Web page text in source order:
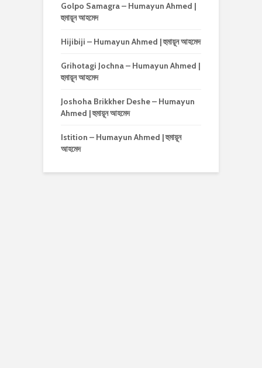
Golpo Samagra – Humayun Ahmed |
হুমায়ূন আহমেদ
Hijibiji – Humayun Ahmed | হুমায়ূন আহমেদ
Grihotagi Jochna – Humayun Ahmed |
হুমায়ূন আহমেদ
Joshoha Brikkher Deshe – Humayun
Ahmed | হুমায়ূন আহমেদ
Istition – Humayun Ahmed | হুমায়ূন
আহমেদ